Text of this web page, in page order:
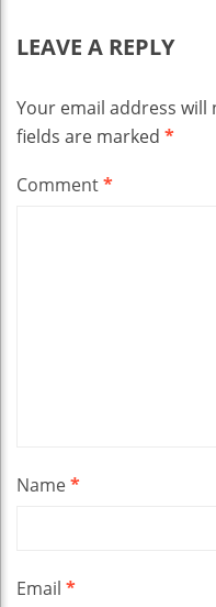
LEAVE A REPLY
Your email address will
fields are marked *
Comment*
Name*
Email *